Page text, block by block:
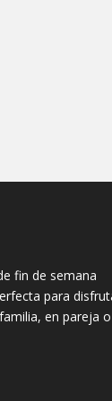
fin de semana
para
en pareja